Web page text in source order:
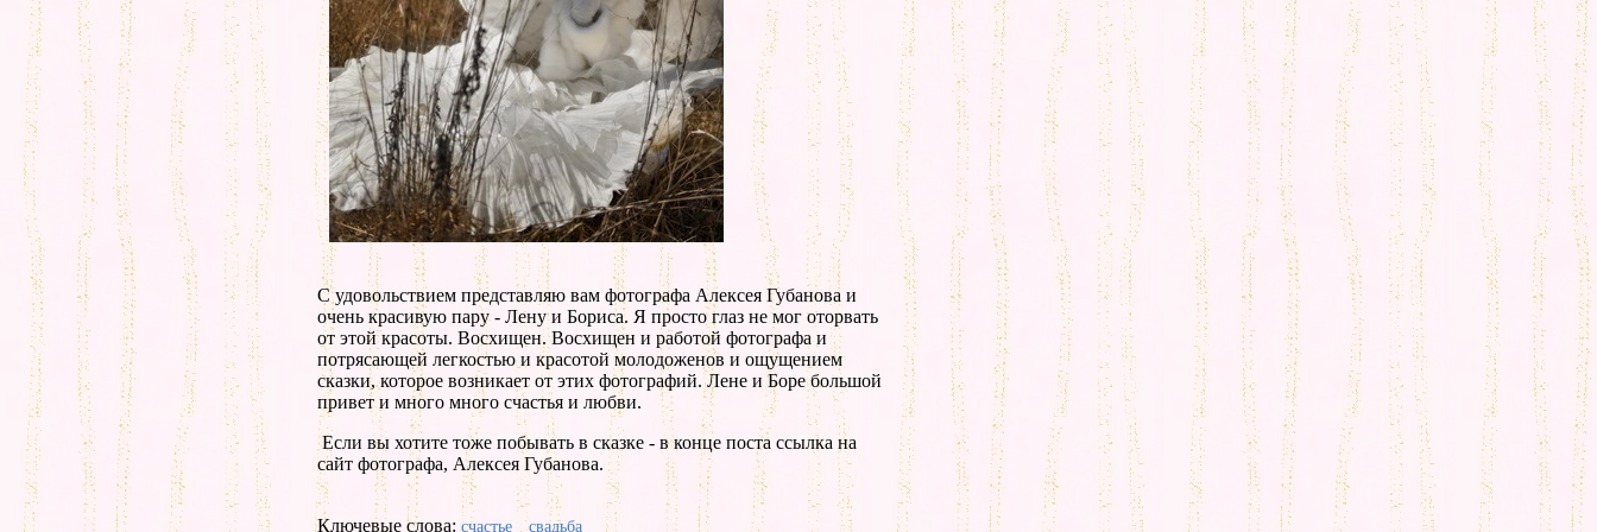
С удовольствием представляю вам фотографа Алексея Губанова и
очень красивую пару - Лену и Бориса. Я просто глаз не мог оторвать
от этой красоты. Восхищен. Восхищен и работой фотографа и
потрясающей легкостью и красотой молодоженов и ощущением
сказки, которое возникает от этих фотографий. Лене и Боре большой
привет и много много счастья и любви.
Если вы хотите тоже побывать в сказке - в конце поста ссылка на
сайт фотографа, Алексея Губанова.
Ключевые слова:счастье свадьба